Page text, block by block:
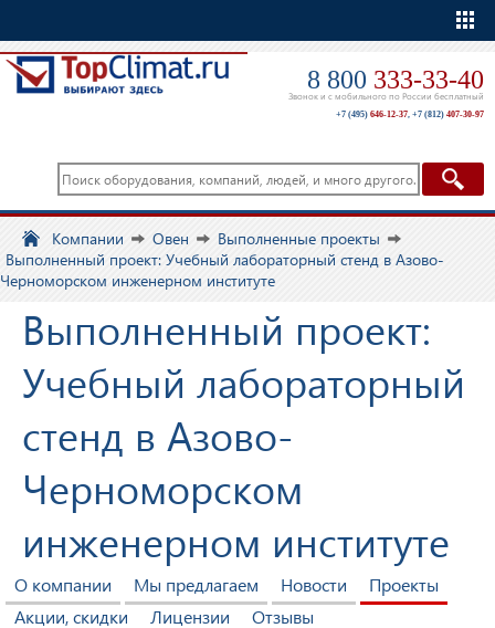
8 800 333-33-40
Звонок и с мобильного по России бесплатный
+7 (495) 646-12-37, +7 (812) 407-30-97
Компании Овен
Выполненные проекты
Выполненный проект: Учебный лабораторный стенд в Азово-
Черноморском инженерном институте
Выполненный проект:
Учебный лабораторный
стенд в Азово-
Черноморском
инженерном институте
О компании Мы предлагаем Новости
Проекты
Акции, скидки
Лицензии Отзывы